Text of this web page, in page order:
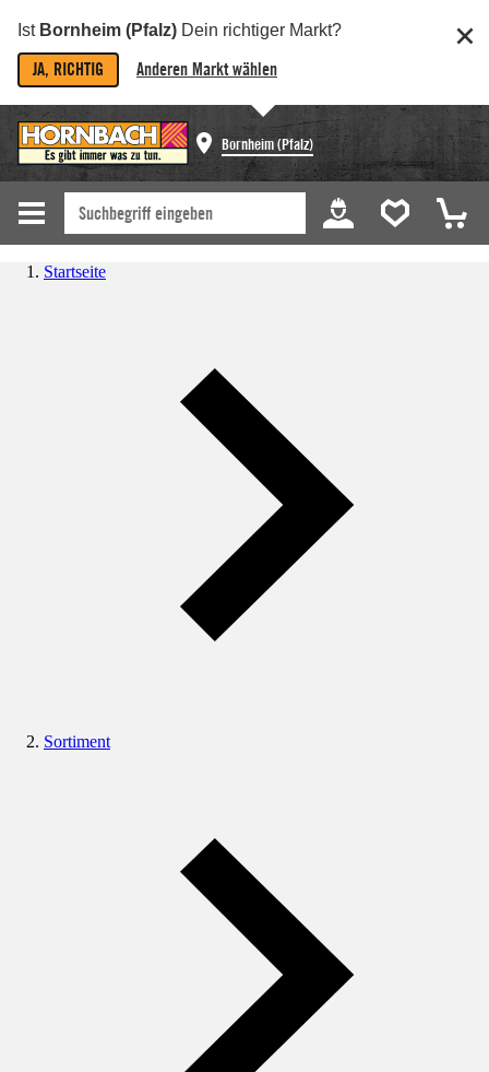
Ist Bornheim (Pfalz) Dein richtiger Markt?
JA, RICHTIG Anderen Markt wählen
Bornheim (Pfalz)
Startseite
Sortiment